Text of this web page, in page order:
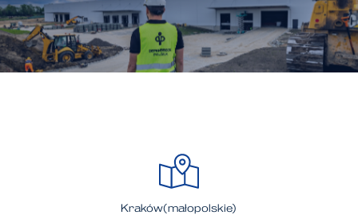
Kraków(małopolskie)